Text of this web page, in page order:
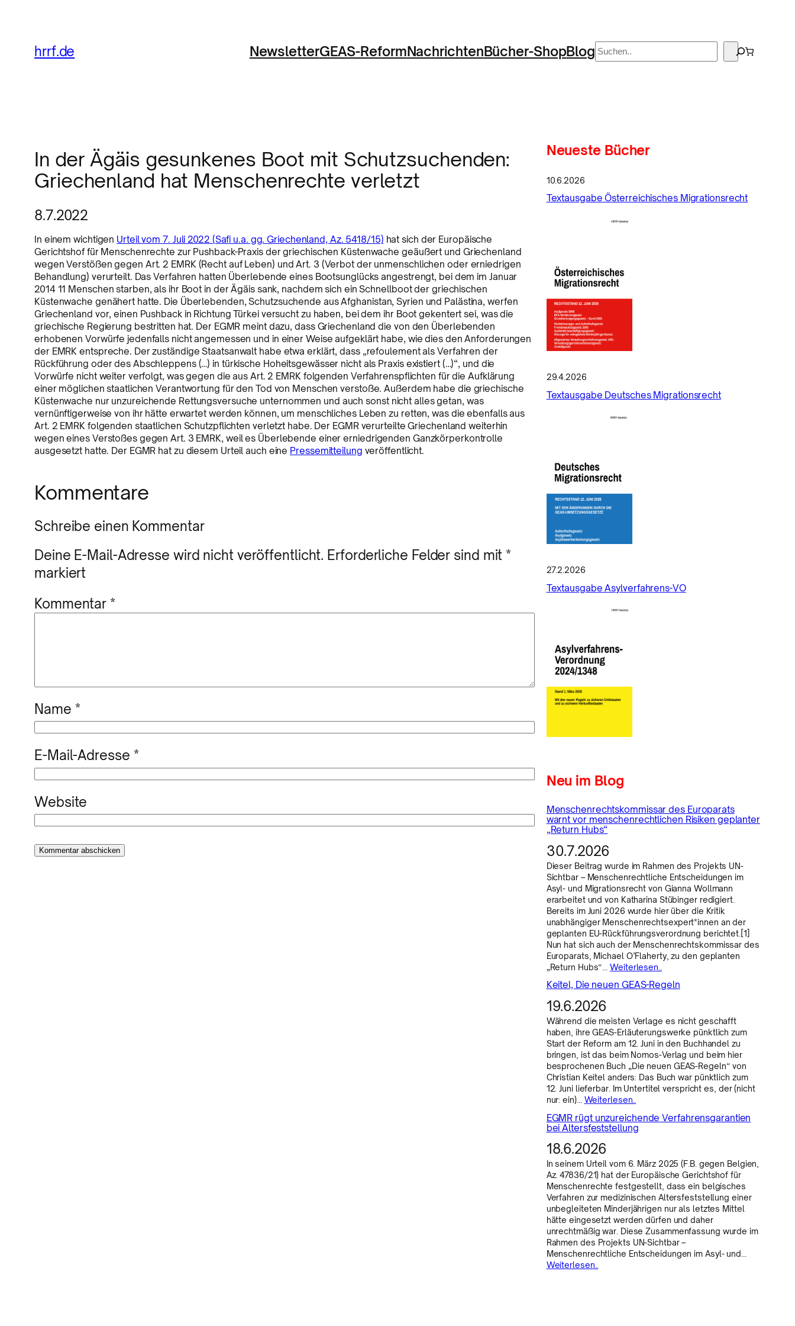
hrrf.de NewsletterGEAS-ReformNachrichtenBücher-ShopBlog Suchen
In der Ägäis gesunkenes Boot mit Schutzsuchenden:
Griechenland hat Menschenrechte verletzt
8.7.2022
In einem wichtigen Urteil vom 7. Juli 2022 (Safi u.a. gg. Griechenland, Az. 5418/15) hat sich der Europäische
Gerichtshof für Menschenrechte zur Pushback-Praxis der griechischen Küstenwache geäußert und Griechenland
wegen Verstößen gegen Art. 2 EMRK (Recht auf Leben) und Art. 3 (Verbot der unmenschlichen oder erniedrigen
Behandlung) verurteilt. Das Verfahren hatten Überlebende eines Bootsunglücks angestrengt, bei dem im Januar
2014 11 Menschen starben, als ihr Boot in der Ägäis sank, nachdem sich ein Schnellboot der griechischen
Küstenwache genähert hatte. Die Überlebenden, Schutzsuchende aus Afghanistan, Syrien und Palästina, werfen
Griechenland vor, einen Pushback in Richtung Türkei versucht zu haben, bei dem ihr Boot gekentert sei, was die
griechische Regierung bestritten hat. Der EGMR meint dazu, dass Griechenland die von den Überlebenden
erhobenen Vorwürfe jedenfalls nicht angemessen und in einer Weise aufgeklärt habe, wie dies den Anforderungen
der EMRK entspreche. Der zuständige Staatsanwalt habe etwa erklärt, dass „refoulement als Verfahren der
Rückführung oder des Abschleppens (…) in türkische Hoheitsgewässer nicht als Praxis existiert (…)“, und die
Vorwürfe nicht weiter verfolgt, was gegen die aus Art. 2 EMRK folgenden Verfahrenspflichten für die Aufklärung
einer möglichen staatlichen Verantwortung für den Tod von Menschen verstoße. Außerdem habe die griechische
Küstenwache nur unzureichende Rettungsversuche unternommen und auch sonst nicht alles getan, was
vernünftigerweise von ihr hätte erwartet werden können, um menschliches Leben zu retten, was die ebenfalls aus
Art. 2 EMRK folgenden staatlichen Schutzpflichten verletzt habe. Der EGMR verurteilte Griechenland weiterhin
wegen eines Verstoßes gegen Art. 3 EMRK, weil es Überlebende einer erniedrigenden Ganzkörperkontrolle
ausgesetzt hatte. Der EGMR hat zu diesem Urteil auch eine Pressemitteilung veröffentlicht.
Kommentare
Schreibe einen Kommentar
Deine E-Mail-Adresse wird nicht veröffentlicht. Erforderliche Felder sind mit *
markiert
Kommentar *
Name *
E-Mail-Adresse *
Website
Neueste Bücher
10.6.2026
Textausgabe Österreichisches Migrationsrecht
29.4.2026
Textausgabe Deutsches Migrationsrecht
27.2.2026
Textausgabe Asylverfahrens-VO
Neu im Blog
Menschenrechtskommissar des Europarats
warnt vor menschenrechtlichen Risiken geplanter
„Return Hubs“
30.7.2026
Dieser Beitrag wurde im Rahmen des Projekts UN-
Sichtbar – Menschenrechtliche Entscheidungen im
Asyl- und Migrationsrecht von Gianna Wollmann
erarbeitet und von Katharina Stübinger redigiert.
Bereits im Juni 2026 wurde hier über die Kritik
unabhängiger Menschenrechtsexpert*innen an der
geplanten EU-Rückführungsverordnung berichtet.[1]
Nun hat sich auch der Menschenrechtskommissar des
Europarats, Michael O’Flaherty, zu den geplanten
„Return Hubs“…Weiterlesen..
Keitel, Die neuen GEAS-Regeln
19.6.2026
Während die meisten Verlage es nicht geschafft
haben, ihre GEAS-Erläuterungswerke pünktlich zum
Start der Reform am 12. Juni in den Buchhandel zu
bringen, ist das beim Nomos-Verlag und beim hier
besprochenen Buch „Die neuen GEAS-Regeln“ von
Christian Keitel anders: Das Buch war pünktlich zum
12. Juni lieferbar. Im Untertitel verspricht es, der (nicht
nur: ein)… Weiterlesen..
EGMR rügt unzureichende Verfahrensgarantien
bei Altersfeststellung
18.6.2026
In seinem Urteil vom 6. März 2025 (F.B. gegen Belgien,
Az. 47836/21) hat der Europäische Gerichtshof für
Menschenrechte festgestellt, dass ein belgisches
Verfahren zur medizinischen Altersfeststellung einer
unbegleiteten Minderjährigen nur als letztes Mittel
hätte eingesetzt werden dürfen und daher
unrechtmäßig war. Diese Zusammenfassung wurde im
Rahmen des Projekts UN-Sichtbar –
Menschenrechtliche Entscheidungen im Asyl- und…
Weiterlesen..